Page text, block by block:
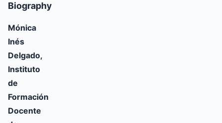
Biography
Mónica
Inés
Delgado,
Instituto
de
Formación
Docente